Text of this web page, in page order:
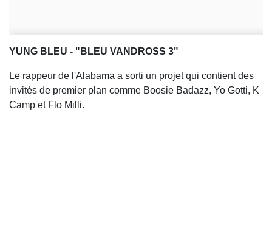
YUNG BLEU - "BLEU VANDROSS 3"
Le rappeur de l'Alabama a sorti un projet qui contient des
invités de premier plan comme Boosie Badazz, Yo Gotti, K
Camp et Flo Milli.